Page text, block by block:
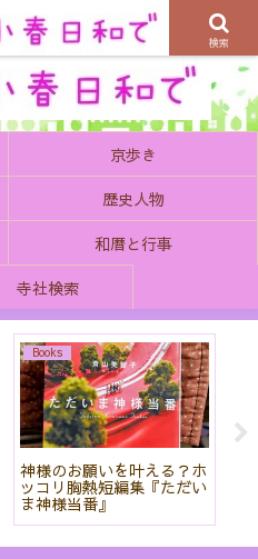
ゆったり気分を感じてみませんか
京歩き
歴史人物
和暦と行事
寺社検索
Books
神様のお願いを叶える？ホ
ッコリ胸熱短編集『ただい
ま神様当番』
検索